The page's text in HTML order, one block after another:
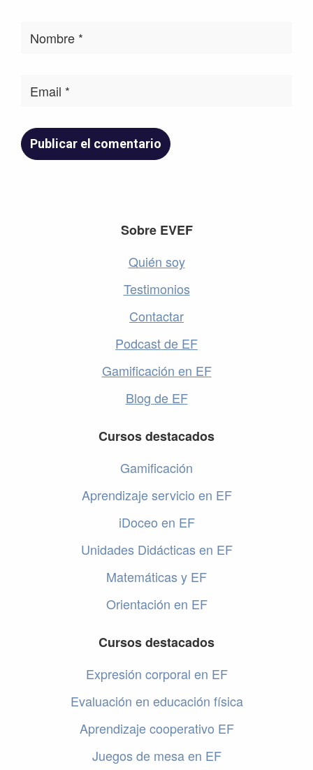
Sobre EVEF
Quién soy
Testimonios
Contactar
Podcast de EF
Gamificación en EF
Blog de EF
Cursos destacados
Gamificación
Aprendizaje servicio en EF
iDoceo en EF
Unidades Didácticas en EF
Matemáticas y EF
Orientación en EF
Cursos destacados
Expresión corporal en EF
Evaluación en educación física
Aprendizaje cooperativo EF
Juegos de mesa en EF